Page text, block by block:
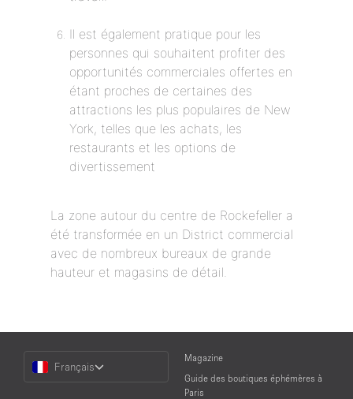
Il est également pratique pour les
personnes qui souhaitent profiter des
opportunités commerciales offertes en
étant proches de certaines des
attractions les plus populaires de New
York, telles que les achats, les
restaurants et les options de
divertissement
La zone autour du centre de Rockefeller a
été transformée en un District commercial
avec de nombreux bureaux de grande
hauteur et magasins de détail.
Language
Français
Magazine
Guide des boutiques éphémères à
Paris